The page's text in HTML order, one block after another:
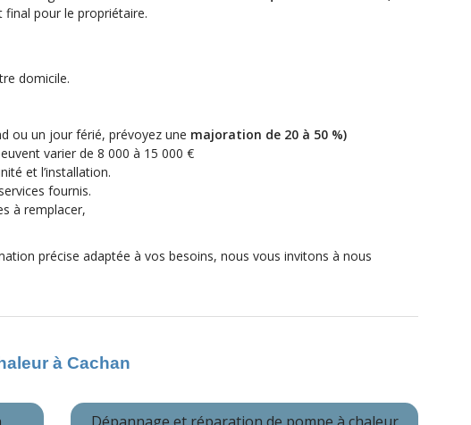
pour le propriétaire.
domicile.
ou un jour férié, prévoyez une majoration de 20 à 50 %)
varier de 8 000 à 15 000 €
et l’installation.
fournis.
à remplacer,
précise adaptée à vos besoins, nous vous invitons à nous
à Cachan